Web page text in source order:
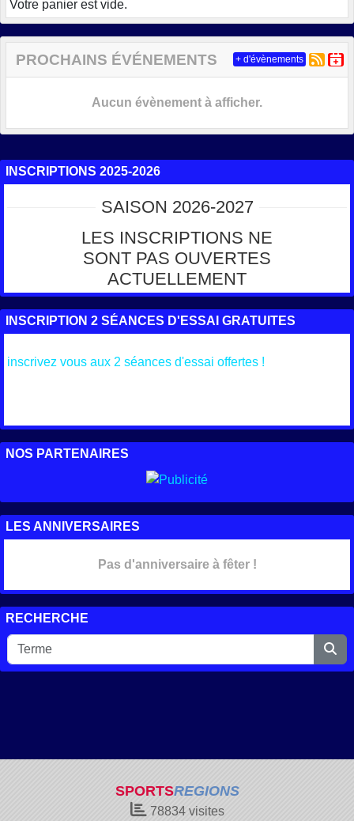
Votre panier est vide.
PROCHAINS ÉVÉNEMENTS
Aucun évènement à afficher.
+ d'évènements
INSCRIPTIONS 2025-2026
SAISON 2026-2027
LES INSCRIPTIONS NE
SONT PAS OUVERTES
ACTUELLEMENT
INSCRIPTION 2 SÉANCES D'ESSAI GRATUITES
inscrivez vous aux 2 séances d'essai offertes !
NOS PARTENAIRES
LES ANNIVERSAIRES
Pas d'anniversaire à fêter !
RECHERCHE
SPORTSREGIONS
78834visites